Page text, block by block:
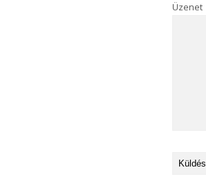
Üzenet